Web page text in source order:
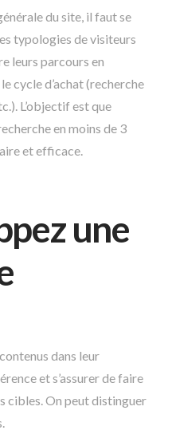
du site, il faut se
typologies de visiteurs
leurs parcours en
cycle d’achat (recherche
L’objectif est que
en moins de 3
et efficace.
une
dans leur
et s’assurer de faire
cibles. On peut distinguer